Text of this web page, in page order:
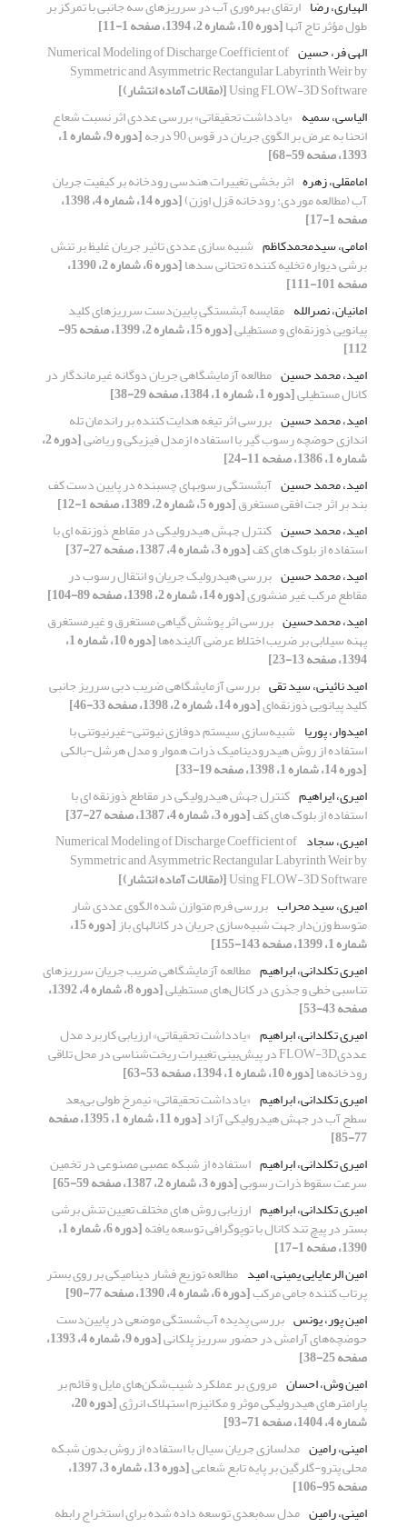
الهیاری، رضا ارتقای بهره‌وری آب در سرریزهای سه جانبی با تمرکز بر
طول مؤثر تاج آنها[دوره 10، شماره 2، 1394، صفحه 1-11]
الهی فر، حسین Numerical Modeling of Discharge Coefficient of
Symmetric and Asymmetric Rectangular Labyrinth Weir by
Using FLOW-3D Software[(مقالات آماده انتشار)]
الیاسی، سمیه «یادداشت تحقیقاتی» بررسی عددی اثر نسبت شعاع
انحنا به عرض بر الگوی جریان در قوس 90 درجه [دوره 9، شماره 1،
1393، صفحه 59-68]
امامقلی، زهره اثر بخشی تغییرات هندسی رودخانه بر کیفیت جریان
آب (مطالعه موردی: رودخانه قزل‏‏ اوزن) [دوره 14، شماره 4، 1398،
صفحه 1-17]
امامی، سیدمحمدکاظم شبیه سازی عددی تاثیر جریان غلیظ بر تنش
برشی دیواره تخلیه کننده تحتانی سدها [دوره 6، شماره 2، 1390،
صفحه 101-111]
امانیان، نصرالله مقایسه آبشستگی پایین‌دست سرریزهای کلید
پیانویی ذوزنقه‌ای و مستطیلی [دوره 15، شماره 2، 1399، صفحه 95-
112]
امید، محمد حسین مطالعه آزمایشگاهی جریان دوگانه غیرماندگار در
کانال مستطیلی[دوره 1، شماره 1، 1384، صفحه 29-38]
امید، محمد حسین بررسی اثر تیغه هدایت کننده بر راندمان تله
اندازی حوضچه رسوب گیر با استفاده ازمدل فیزیکی و ریاضی [دوره 2،
شماره 1، 1386، صفحه 11-24]
امید، محمد حسین آبشستگی رسوبهای چسبنده در پایین دست کف
بند بر اثر جت افقی مستغرق[دوره 5، شماره 2، 1389، صفحه 1-12]
امید، محمد حسین کنترل جهش هیدرولیکی در مقاطع ذوزنقه ای با
استفاده از بلوک های کف[دوره 3، شماره 4، 1387، صفحه 27-37]
امید، محمد حسین بررسی هیدرولیک جریان و انتقال رسوب در
مقاطع مرکب غیر منشوری[دوره 14، شماره 2، 1398، صفحه 89-104]
امید، محمدحسین بررسی اثر پوشش گیاهی مستغرق و غیرمستغرق
پهنه سیلابی بر ضریب اختلاط عرضی آلاینده‌ها [دوره 10، شماره 1،
1394، صفحه 13-23]
امید نائینی، سید تقی بررسی آزمایشگاهی ضریب دبی سرریز جانبی
کلید پیانویی ذوزنقه‌ای[دوره 14، شماره 2، 1398، صفحه 33-46]
امیدوار، پوریا شبیه‌سازی سیستم دوفازی نیوتنی-غیرنیوتنی با
استفاده از روش هیدرودینامیک ذرات هموار و مدل هرشل-بالکی
[دوره 14، شماره 1، 1398، صفحه 19-33]
امیری، ایراهیم کنترل جهش هیدرولیکی در مقاطع ذوزنقه ای با
استفاده از بلوک های کف[دوره 3، شماره 4، 1387، صفحه 27-37]
امیری، سجاد Numerical Modeling of Discharge Coefficient of
Symmetric and Asymmetric Rectangular Labyrinth Weir by
Using FLOW-3D Software[(مقالات آماده انتشار)]
امیری، سید محراب بررسی فرم متوازن شده الگوی عددی شار
متوسط وزن‌دار جهت شبیه‌سازی جریان در کانالهای باز [دوره 15،
شماره 1، 1399، صفحه 143-155]
امیری تکلدانی، ابراهیم مطالعه آزمایشگاهی ضریب جریان سرریزهای
تناسبی خطی و جذری در کانال‌های مستطیلی [دوره 8، شماره 4، 1392،
صفحه 43-53]
امیری تکلدانی، ابراهیم «یادداشت تحقیقاتی» ارزیابی کاربرد مدل
عددیFLOW-3D در پیش‌بینی تغییرات ریخت‌شناسی در محل تلاقی
رودخانه‌ها[دوره 10، شماره 1، 1394، صفحه 53-63]
امیری تکلدانی، ابراهیم «یادداشت تحقیقاتی» نیمرخ طولی بی‌بعد
سطح آب در جهش هیدرولیکی آزاد [دوره 11، شماره 1، 1395، صفحه
77-85]
امیری تکلدانی، ابراهیم استفاده از شبکه عصبی مصنوعی در تخمین
سرعت سقوط ذرات رسوبی[دوره 3، شماره 2، 1387، صفحه 59-65]
امیری تکلدانی، ابراهیم ارزیابی روش های مختلف تعیین تنش برشی
بستر در پیچ تند کانال با توپوگرافی توسعه یافته [دوره 6، شماره 1،
1390، صفحه 1-17]
امین الرعایایی یمینی، امید مطالعه توزیع فشار دینامیکی بر روی بستر
پرتاب کننده جامی مرکب[دوره 6، شماره 4، 1390، صفحه 77-90]
امین پور، یونس بررسی پدیده آب‌شستگی موضعی در پایین‌دست
حوضچه‌های آرامش در حضور سرریز پلکانی [دوره 9، شماره 4، 1393،
صفحه 25-38]
امین وش، احسان مروری بر عملکرد شیب‌شکن‌های مایل و قائم بر
پارامترهای هیدرولیکی موثر و مکانیزم استهلاک انرژی [دوره 20،
شماره 4، 1404، صفحه 71-93]
امینی، رامین مدل‏سازی جریان سیال با استفاده از روش بدون شبکه
محلی پترو-گلرگین بر پایه تابع شعاعی [دوره 13، شماره 3، 1397،
صفحه 95-106]
امینی، رامین مدل‌ سه‌بعدی توسعه داده شده برای استخراج رابطه